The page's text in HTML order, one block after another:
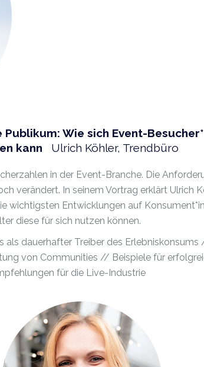
Publikum: Wie sich Event-
kann Ulrich Köhler, Trendbüro
in der Event-Branche. Die
verändert. In seinem Vortrag erklärt Ulrich
wichtigsten Entwicklungen auf
diese für sich nutzen können.
als dauerhafter Treiber des
von Communities // Beispiele für
für die Live-Industrie